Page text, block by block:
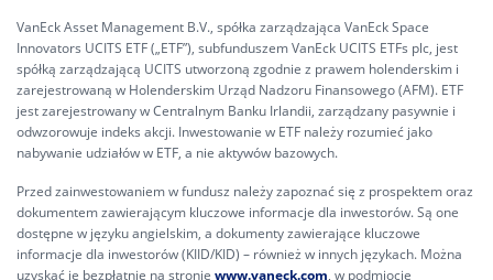
VanEck Asset Management B.V., spółka zarządzająca VanEck Space
Innovators UCITS ETF („ETF”), subfunduszem VanEck UCITS ETFs plc, jest
spółką zarządzającą UCITS utworzoną zgodnie z prawem holenderskim i
zarejestrowaną w Holenderskim Urząd Nadzoru Finansowego (AFM). ETF
jest zarejestrowany w Centralnym Banku Irlandii, zarządzany pasywnie i
odwzorowuje indeks akcji. Inwestowanie w ETF należy rozumieć jako
nabywanie udziałów w ETF, a nie aktywów bazowych.
Przed zainwestowaniem w fundusz należy zapoznać się z prospektem oraz
dokumentem zawierającym kluczowe informacje dla inwestorów. Są one
dostępne w języku angielskim, a dokumenty zawierające kluczowe
informacje dla inwestorów (KIID/KID) – również w innych językach. Można
uzyskać je bezpłatnie na stronie www.vaneck.com, w podmiocie